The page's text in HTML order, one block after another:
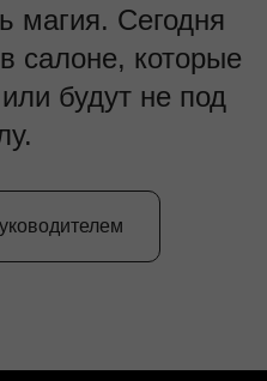
магия. Сегодня
салоне, которые
будут не под